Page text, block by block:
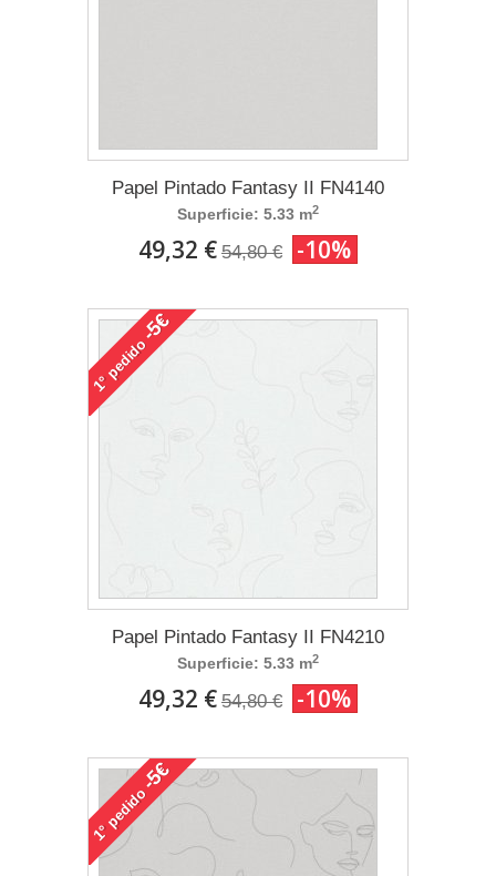
Papel Pintado Fantasy II FN4140
Superficie: 5.33 m2
49,32 € 54,80 € -10%
1°
pedido
-5€
Papel Pintado Fantasy II FN4210
Superficie: 5.33 m2
49,32 € 54,80 € -10%
1°
pedido
-5€